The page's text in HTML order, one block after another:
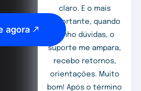
agora
claro. E o mais
importante, quando
tenho dúvidas, o
suporte me ampara,
recebo retornos,
orientações. Muito
bom! Após o término